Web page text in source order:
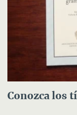
Conozca los